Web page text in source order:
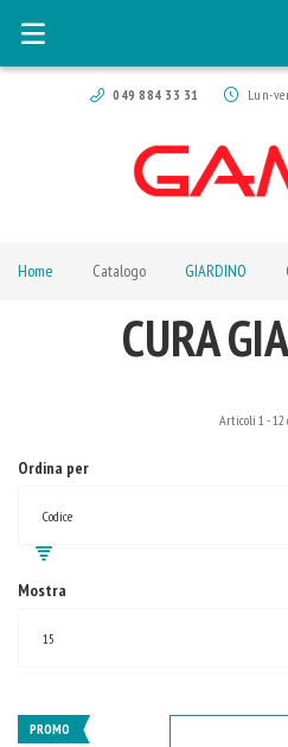
049 884 33 31 Lun-
Home Catalogo GIARDINO
CURA
Ordina per
Codice
Articoli 1 -12
Mostra
15
PROMO